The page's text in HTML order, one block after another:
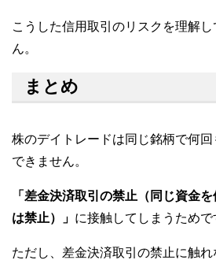
こうした信用取引のリスクを理解
ん。
まとめ
株のデイトレードは同じ銘柄で何
できません。
「差金決済取引の禁止（同じ資金
は禁止）」 に接触してしまうためで
ただし、差金決済取引の禁止に触